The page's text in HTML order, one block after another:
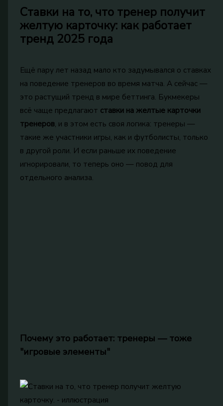
Ставки на то, что тренер получит
желтую карточку: как работает
тренд 2025 года
Ещё пару лет назад мало кто задумывался о ставках
на поведение тренеров во время матча. А сейчас —
это растущий тренд в мире беттинга. Букмекеры
всё чаще предлагают ставки на желтые карточки
тренеров, и в этом есть своя логика: тренеры —
такие же участники игры, как и футболисты, только
в другой роли. И если раньше их поведение
игнорировали, то теперь оно — повод для
отдельного анализа.
Почему это работает: тренеры — тоже
"игровые элементы"